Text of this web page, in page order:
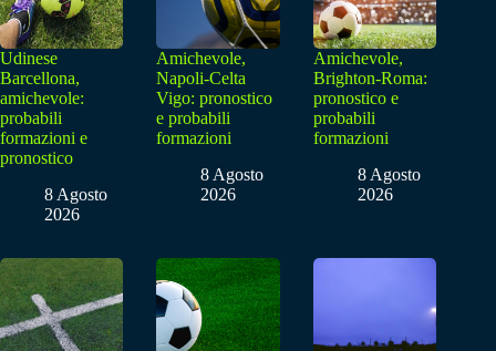
Udinese
Barcellona,
amichevole:
probabili
formazioni e
pronostico
8 Agosto
2026
Amichevole,
Napoli-Celta
Vigo: pronostico
e probabili
formazioni
8 Agosto
2026
Amichevole,
Brighton-Roma:
pronostico e
probabili
formazioni
8 Agosto
2026